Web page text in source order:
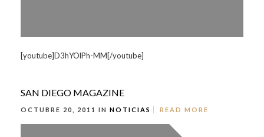
[youtube]D3hYOlPh-MM[/youtube]
SAN DIEGO MAGAZINE
OCTUBRE 20, 2011 IN NOTICIAS READ MORE